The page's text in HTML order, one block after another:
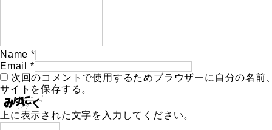
Name *
Email
*
次回のコメントで使用するためブラウザーに自分の名前
サイトを保存する。
上に表示された文字を入力してください。